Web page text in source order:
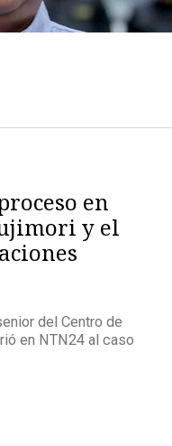
en
y el
del Centro de
en NTN24 al caso